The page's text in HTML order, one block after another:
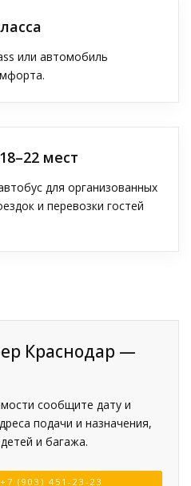
или автомобиль
мест
для организованных
и перевозки гостей
Краснодар —
сообщите дату и
подачи и назначения,
и багажа.
(903) 451-23-23